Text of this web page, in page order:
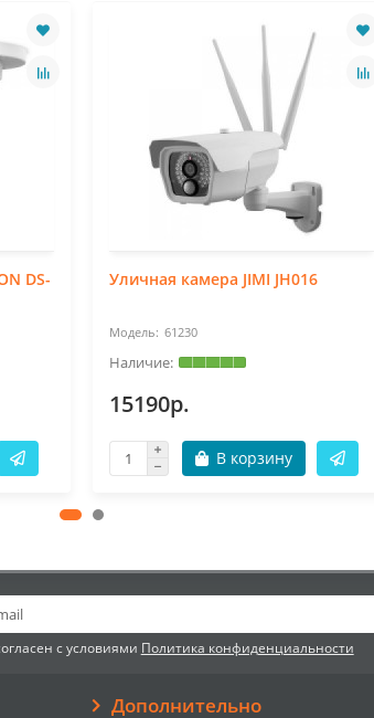
DS-
Уличная камера JIMI JH016
61230
15190р.
В корзину
с условиями Политика конфиденциальности
Дополнительно